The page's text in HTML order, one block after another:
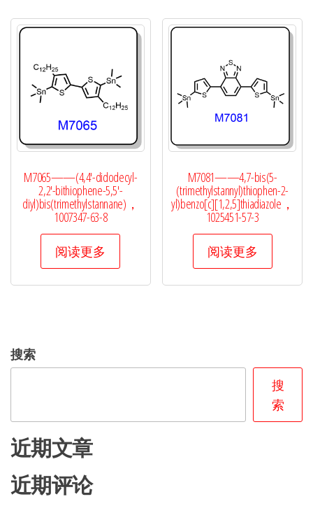
M7065——(4,4′-didodecyl-
2,2′-bithiophene-5,5′-
diyl)bis(trimethylstannane)，
1007347-63-8
阅读更多
M7081——4,7-bis(5-
(trimethylstannyl)thiophen-2-
yl)benzo[c][1,2,5]thiadiazole，
1025451-57-3
阅读更多
搜索
搜
索
近期文章
近期评论